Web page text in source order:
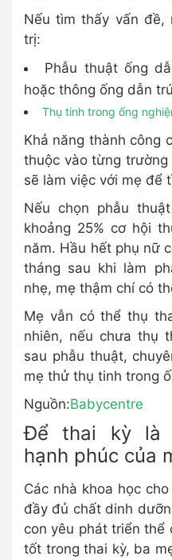
Nếu tìm thấy vấn đề,
trị:
Phẫu thuật ống
hoặc thông ống dẫn
Thụ tinh trong ống
Khả năng thành công
thuộc vào từng trường
sẽ làm việc với mẹ để
Nếu chọn phẫu
khoảng 25% cơ hội
năm. Hầu hết phụ nữ
tháng sau khi làm
nhẹ, mẹ thậm chí có
Mẹ vẫn có thể thụ
nhiên, nếu chưa thụ
sau phẫu thuật,
mẹ thử thụ tinh trong
Nguồn:Babycentre
Để thai kỳ là
hạnh phúc của
Các nhà khoa học
đầy đủ chất dinh
con yêu phát triển thể
tốt trong thai kỳ, ba